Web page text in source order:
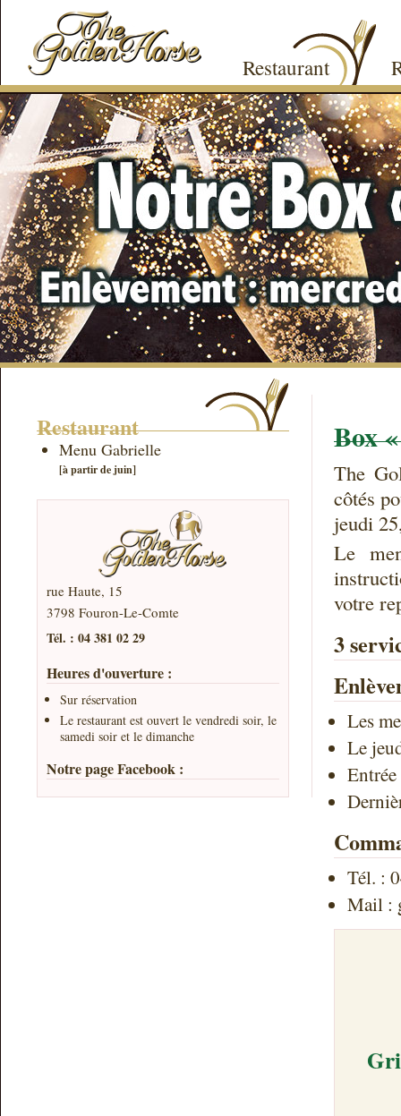
Restaurant
Restaurant
Menu Gabrielle
[à partir de juin]
rue Haute, 15
3798 Fouron-Le-Comte
Tél. : 04 381 02 29
Heures d'ouverture :
Sur réservation
Le restaurant est ouvert le vendredi soir, le
samedi soir et le dimanche
Notre page Facebook :
Box
The
côtés
jeudi
Le
votre
3
Les
Le
Tél. :
Mail :